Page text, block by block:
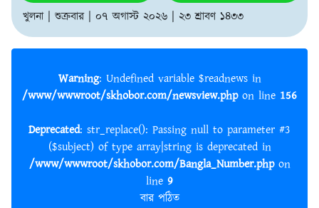
খুলনা | শুক্রবার | ০৭ অগাস্ট ২০২৬ | ২৩ শ্রাবণ ১৪৩৩
Warning : Undefined variable $readnews in
/www/wwwroot/skhobor.com/newsview.phpon line 156
Deprecated: str_replace(): Passing null to parameter #3
($subject) of type array|string is deprecated in
/www/wwwroot/skhobor.com/Bangla_Number.phpon
line 9
বার পঠিত